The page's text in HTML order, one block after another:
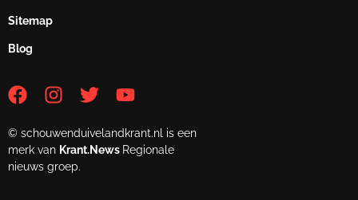
Sitemap
Blog
© schouwenduivelandkrant.nl is een
merk van Krant.News Regionale
nieuws groep.